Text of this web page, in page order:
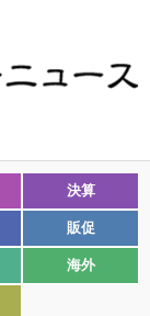
決算
販促
海外